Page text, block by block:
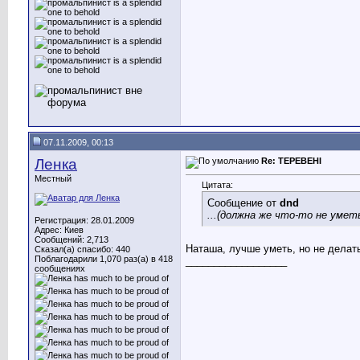
07.11.2009, 00:13
Ленка
Местный
Регистрация: 28.01.2009
Адрес: Киев
Сообщений: 2,713
Сказал(а) спасибо: 440
Поблагодарили 1,070 раз(а) в 418
сообщениях
Re: ТЕРЕВЕНІ
Цитата:
Сообщение от dnd
...(должна же что-то не
Наташа, лучше уметь, но не